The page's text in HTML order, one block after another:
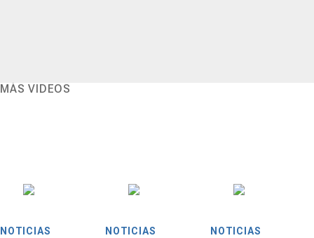
MÁS VIDEOS
NOTICIAS NOTICIAS NOTICIAS